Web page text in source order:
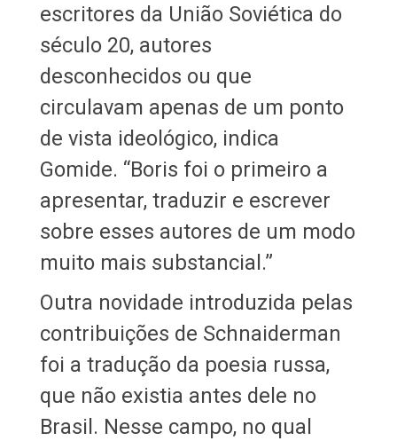
escritores da União Soviética do
século 20, autores
desconhecidos ou que
circulavam apenas de um ponto
de vista ideológico, indica
Gomide. “Boris foi o primeiro a
apresentar, traduzir e escrever
sobre esses autores de um modo
muito mais substancial.”
Outra novidade introduzida pelas
contribuições de Schnaiderman
foi a tradução da poesia russa,
que não existia antes dele no
Brasil. Nesse campo, no qual